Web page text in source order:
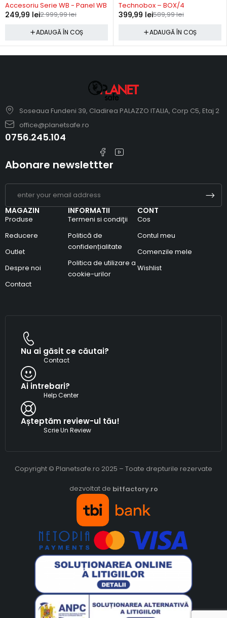
Accesoriu Serie WB - Panel WB
2.999,99lei
249,99 lei
ADAUGĂ ÎN COȘ
Technobox – BOX/4
589,99lei
399,99 lei
ADAUGĂ ÎN COȘ
Soseaua Fundeni 39, Cladirea PALAZZO ITALIA, Corp C5, Etaj 2
office@planetsafe.ro
0756.245.104
MAGAZIN
Produse
Reducere
Outlet
Despre noi
Contact
INFORMATII
Termeni si condiţii
Politică de
confidențialitate
Politica de utilizare a
cookie-urilor
CONT
Cos
Contul meu
Comenzile mele
Wishlist
Abonare newslettter
Nu ai găsit ce căutai?
Contact
Ai intrebari?
Help Center
Așteptăm review-ul tău!
Scrie Un Review
Copyright © Planetsafe.ro 2025 – Toate drepturile rezervate
dezvoltat de bitfactory.ro